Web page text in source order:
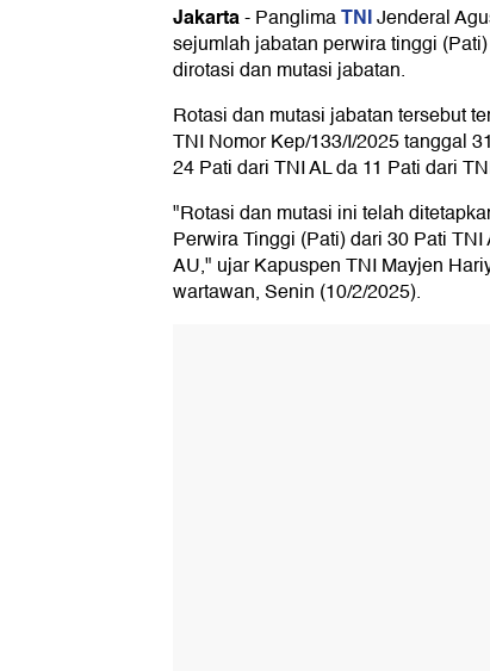
Jakarta-PanglimaTNIJenderal
sejumlah jabatan perwira tinggi
dirotasi dan mutasi jabatan.
Rotasi dan mutasi jabatan tersebut
TNI Nomor Kep/133/I/2025 tanggal
24 Pati dari TNI AL da 11 Pati dari
"Rotasi dan mutasi ini telah
Perwira Tinggi (Pati) dari 30 Pati
AU," ujar Kapuspen TNI Mayjen
wartawan, Senin (10/2/2025).